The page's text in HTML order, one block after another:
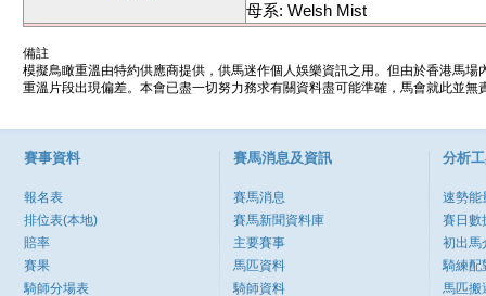
母系: Welsh Mist
備註
模擬鳥瞰重溫由特約供應商提供，供馬迷作個人娛樂資訊之用。但由於香港馬
重溫片段出現偏差。本會已盡一切努力務求有關資料盡可能準確，馬會就此並
賽事資料
報名表
排位表(本地)
賠率
賽果
騎師分場表
賽馬消息及資訊
賽馬消息
賽馬新聞資料庫
主要賽事
馬匹資料
騎師資料
分析
速勢能
賽日數
初出馬
騎練配
馬匹搬